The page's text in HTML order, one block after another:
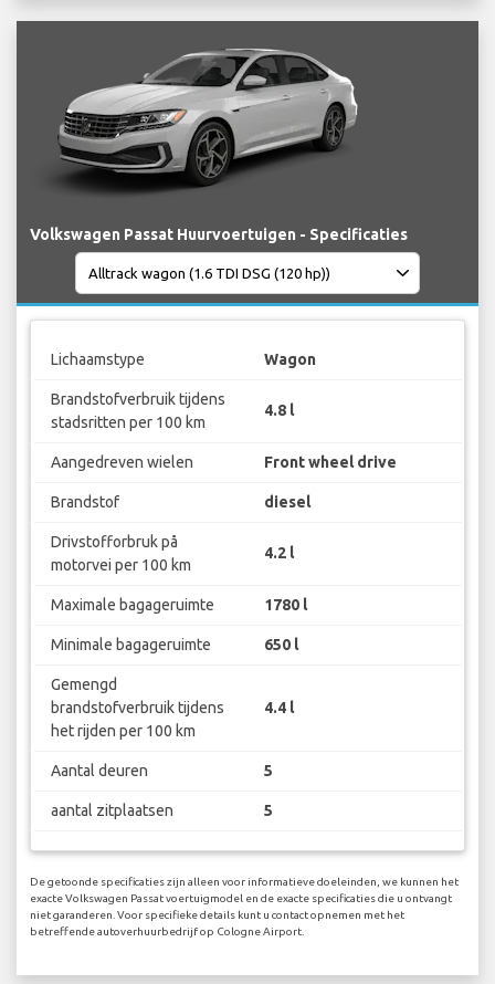
Volkswagen Passat Huurvoertuigen - Specificaties
Lichaamstype Wagon
Brandstofverbruik tijdens
stadsritten per 100 km
4.8 l
Aangedreven wielen Front wheel drive
Brandstof diesel
Drivstofforbruk på
motorvei per 100 km
4.2 l
Maximale bagageruimte 1780 l
Minimale bagageruimte 650 l
Gemengd
brandstofverbruik tijdens
het rijden per 100 km
4.4 l
Aantal deuren 5
aantal zitplaatsen 5
De getoonde specificaties zijn alleen voor informatieve doeleinden, we kunnen het
exacte Volkswagen Passat voertuigmodel en de exacte specificaties die u ontvangt
niet garanderen. Voor specifieke details kunt u contact opnemen met het
betreffende autoverhuurbedrijf op Cologne Airport.